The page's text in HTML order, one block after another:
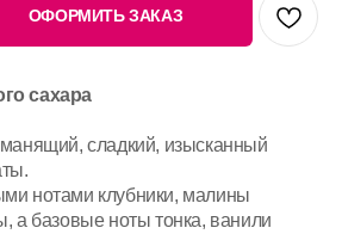
ОФОРМИТЬ ЗАКАЗ
сахара
сладкий, изысканный
нотами клубники, малины
а базовые ноты тонка, ванили